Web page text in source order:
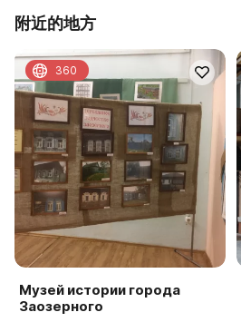
附近的地方
Музей истории города
Заозерного
360